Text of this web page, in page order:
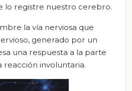
lo registre nuestro cerebro.
la vía nerviosa que
generado por un
una respuesta a la parte
reacción involuntaria.